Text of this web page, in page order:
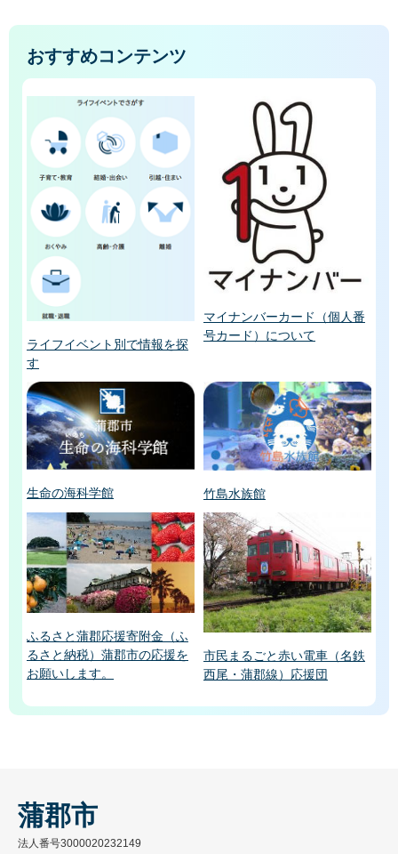
おすすめコンテンツ
ライフイベント別で情報を探
す
マイナンバーカード（個人番
号カード）について
生命の海科学館 竹島水族館
ふるさと蒲郡応援寄附金（ふ
るさと納税）蒲郡市の応援を
お願いします。
市民まるごと赤い電車（名鉄
西尾・蒲郡線）応援団
蒲郡市
法人番号3000020232149